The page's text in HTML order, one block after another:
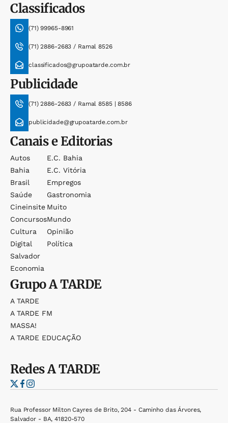
Classificados
(71) 99965-8961
(71) 2886-2683 / Ramal 8526
classificados@grupoatarde.com.br
Publicidade
(71) 2886-2683 / Ramal 8585 | 8586
publicidade@grupoatarde.com.br
Canais e Editorias
Autos
Bahia
Brasil
Saúde
Cineinsite
Concursos
Cultura
Digital
Salvador
Economia
E.c. Bahia
E.c. Vitória
Empregos
Gastronomia
Muito
Mundo
Opinião
Política
GrupoA TARDE
A TARDE
A TARDE FM
MASSA!
A TARDE EDUCAÇÃO
RedesA TARDE
Rua Professor Milton Cayres de Brito, 204 - Caminho das Árvores,
Salvador - BA, 41820-570